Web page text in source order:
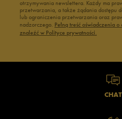
otrzymywania newslettera. Każdy ma
przetwarzania, a także żądania dostępu
lub ograniczenia przetwarzania oraz
nadzorczego. Pełną treść oświadczenia
znaleźć w Polityce prywatności.
CHAT